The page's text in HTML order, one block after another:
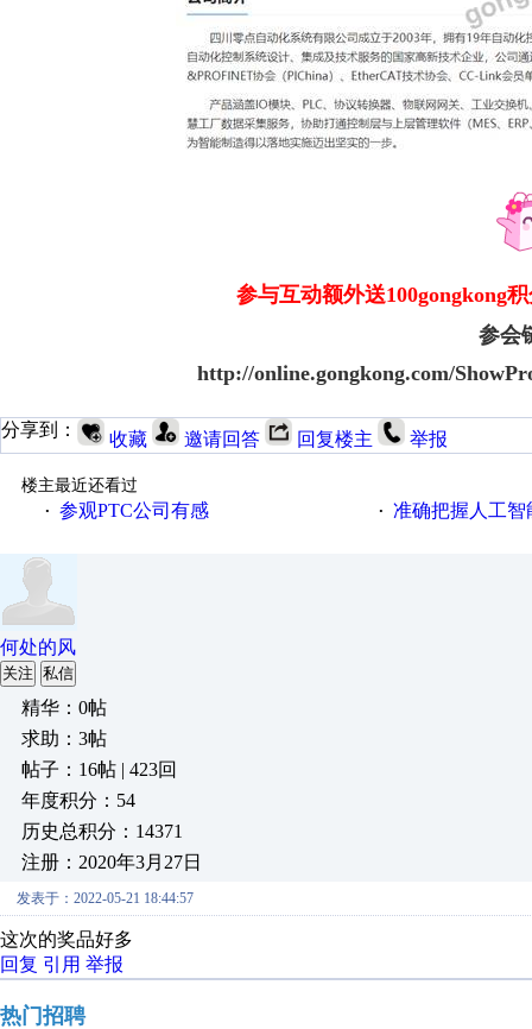
参与互动额外送100gongkong
参会
http://online.gongkong.com/
分享到： 收藏 邀请回答 回复楼主 举报
楼主最近还看过
· 参观PTC公司有感 · 准确把握人工
何处的风
关注 私信
精华：0帖
求助：3帖
帖子：16帖 | 423回
年度积分：54
历史总积分：14371
注册：2020年3月27日
发表于：2022-05-21 18:44:57
这次的奖品好多
回复 引用 举报
热门招聘